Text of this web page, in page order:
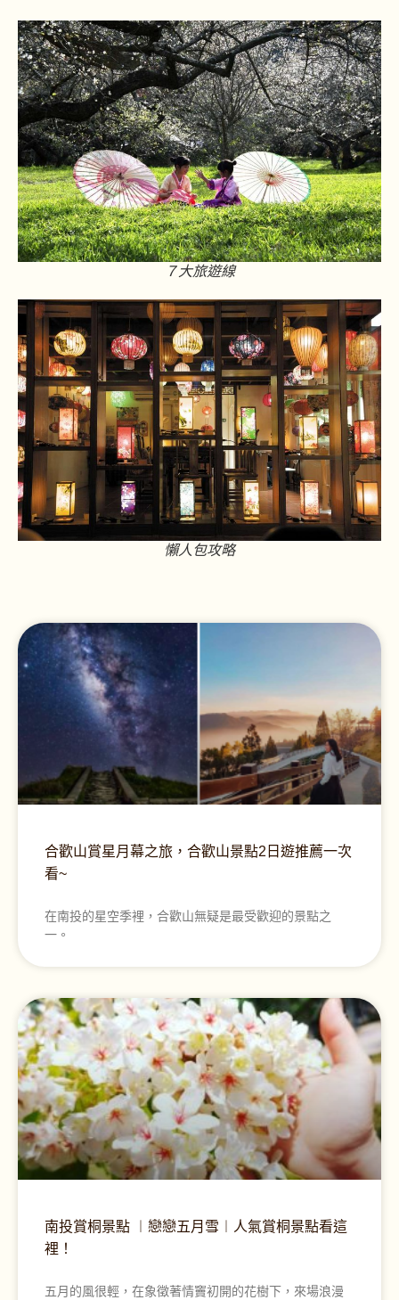
７大旅遊線
懶人包攻略
合歡山賞星月幕之旅，合歡山景點2日遊推薦一次
看~
在南投的星空季裡，合歡山無疑是最受歡迎的景點之
一。
南投賞桐景點 ︱戀戀五月雪︱人氣賞桐景點看這
裡！
五月的風很輕，在象徵著情竇初開的花樹下，來場浪漫